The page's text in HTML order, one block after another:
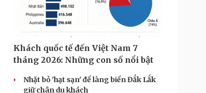
Khách quốc tế đến Việt Nam 7
tháng 2026: Những con số nổi bật
Nhặt bỏ 'hạt sạn' để làng biển Đắk Lắk
giữ chân du khách